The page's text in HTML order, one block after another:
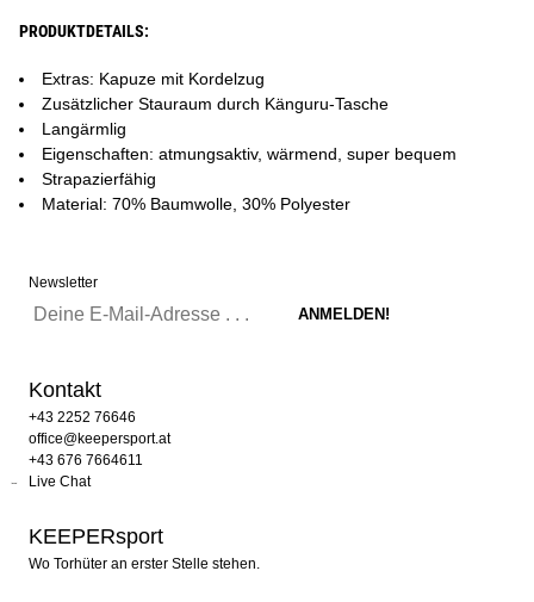
PRODUKTDETAILS:
Extras: Kapuze mit Kordelzug
Zusätzlicher Stauraum durch Känguru-Tasche
Langärmlig
Eigenschaften: atmungsaktiv, wärmend, super bequem
Strapazierfähig
Material: 70% Baumwolle, 30% Polyester
Newsletter
Kontakt
+43 2252 76646
office@keepersport.at
+43 676 7664611
Live Chat
KEEPERsport
Wo Torhüter an erster Stelle stehen.